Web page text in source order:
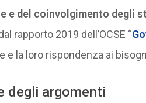
e del coinvolgimento degli
rapporto 2019 dell’OCSE “
e la loro rispondenza ai
degli argomenti